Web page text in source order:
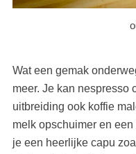
Wat een gemak
meer. Je kan nespresso
uitbreiding ook koffie
melk opschuimer en
je een heerlijke capu